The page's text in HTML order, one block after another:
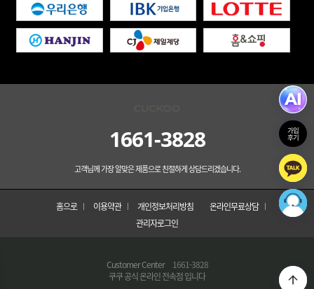
1661-3828
고객님께 가장 알맞은 제품으로 친절하게 상담드리겠습니다.
홈으로 이용약관 개인정보처리방침
온라인무료상담
관리자로그인
Customer Center 1661-3828
쿠쿠 공식 온라인 전속점 입니다
가입
후기